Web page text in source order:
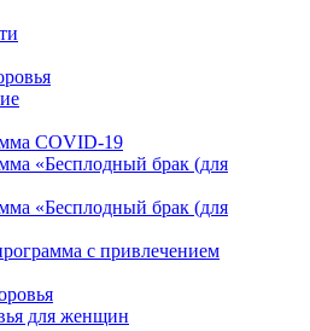
COVID-19
«Бесплодный брак (для
«Бесплодный брак (для
с привлечением
для женщин